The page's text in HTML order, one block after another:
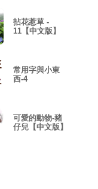
拈花惹草 -
11【中文版】
常用字與小東
西-4
可愛的動物-豬
仔兒【中文版】